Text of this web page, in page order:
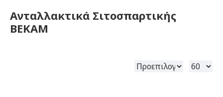
Ανταλλακτικά Σιτοσπαρτικής
ΒΕΚΑΜ